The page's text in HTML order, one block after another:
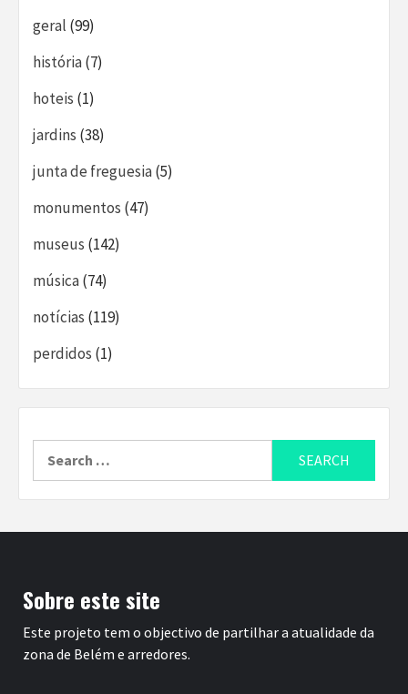
geral (99)
história(7)
hoteis (1)
jardins (38)
junta de freguesia(5)
monumentos (47)
museus (142)
música(74)
notícias (119)
perdidos (1)
for:
Sobre este site
Este projeto tem o objectivo de partilhar a atualidade da
zona de Belém e arredores.